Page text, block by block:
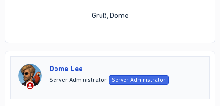
Gruß, Dome
Dome Lee
Server Administrator Server Administrator